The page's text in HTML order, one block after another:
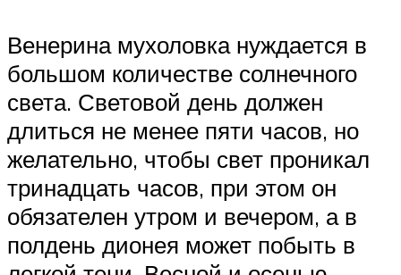
Венерина мухоловка нуждается в
большом количестве солнечного
света. Световой день должен
длиться не менее пяти часов, но
желательно, чтобы свет проникал
тринадцать часов, при этом он
обязателен утром и вечером, а в
полдень дионея может побыть в